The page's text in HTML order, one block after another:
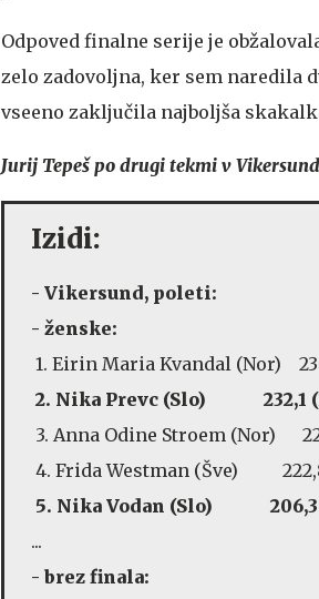
Odpoved finalne serije je
zelo zadovoljna, ker sem naredila
vseeno zaključila najboljša
Jurij Tepeš po drugi tekmi v
Izidi:
- Vikersund, poleti:
- ženske:
1. Eirin Maria Kvandal (Nor)
2. Nika Prevc (Slo) 232,1
3. Anna Odine Stroem (Nor)
4. Frida Westman (Šve) 222,8
5. Nika Vodan (Slo) 206,3
...
- brez finala: